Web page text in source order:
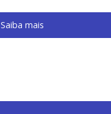
Saiba mais